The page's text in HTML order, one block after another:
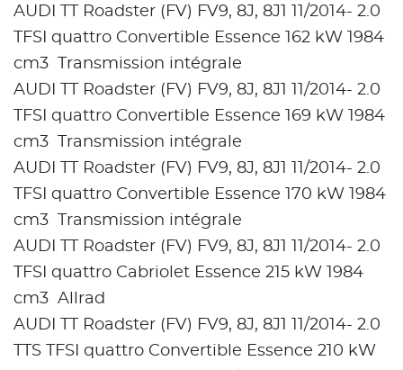
AUDI TT Roadster (FV) FV9, 8J, 8J1 11/2014- 2.0
TFSI quattro Convertible Essence 162 kW 1984
cm3 Transmission intégrale
AUDI TT Roadster (FV) FV9, 8J, 8J1 11/2014- 2.0
TFSI quattro Convertible Essence 169 kW 1984
cm3 Transmission intégrale
AUDI TT Roadster (FV) FV9, 8J, 8J1 11/2014- 2.0
TFSI quattro Convertible Essence 170 kW 1984
cm3 Transmission intégrale
AUDI TT Roadster (FV) FV9, 8J, 8J1 11/2014- 2.0
TFSI quattro Cabriolet Essence 215 kW 1984
cm3 Allrad
AUDI TT Roadster (FV) FV9, 8J, 8J1 11/2014- 2.0
TTS TFSI quattro Convertible Essence 210 kW